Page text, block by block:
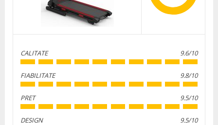
CALITATE 9.6/10
FIABILITATE 9.8/10
PRET 9.5/10
DESIGN 9.5/10